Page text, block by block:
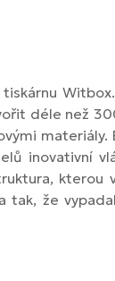
déle než
materiály.
inovativní
kterou
tak, že